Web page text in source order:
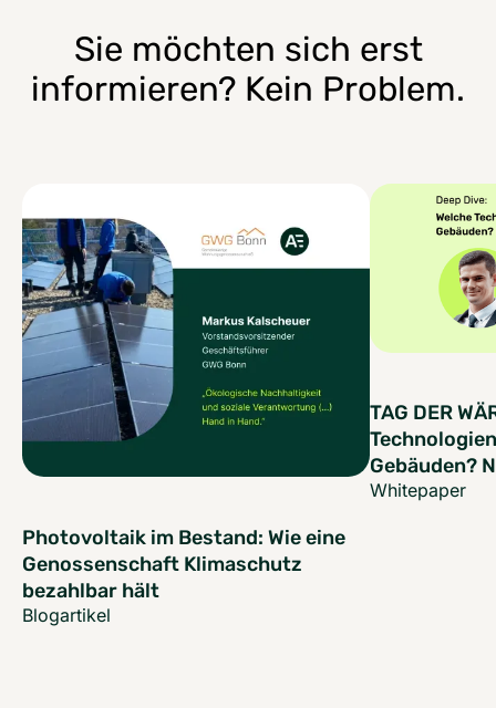
Sie möchten sich erst
informieren? Kein Problem.
Photovoltaik im Bestand: Wie eine
Genossenschaft Klimaschutz
bezahlbar hält
Blogartikel
TAG DER
Gebäuden?
Whitepaper